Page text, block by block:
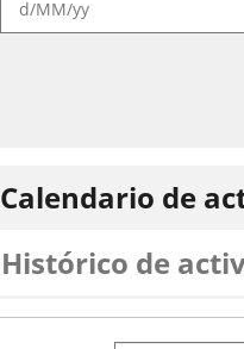
Calendario de
Histórico de